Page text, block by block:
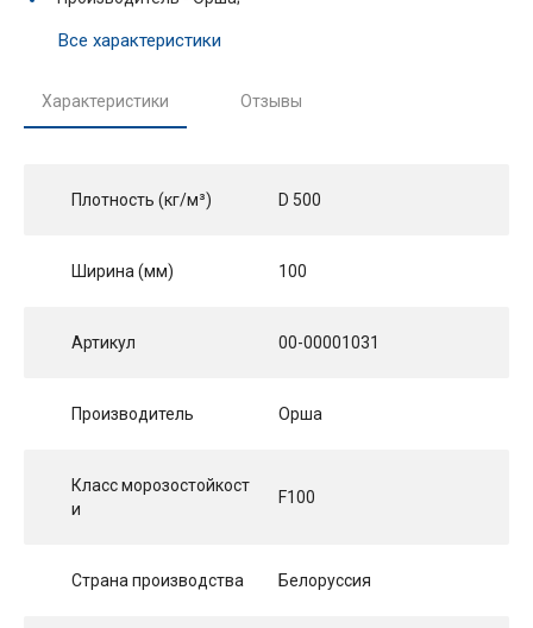
Все характеристики
Характеристики Отзывы
Плотность (кг/м³) D 500
Ширина (мм) 100
Артикул 00-00001031
Производитель Орша
Класс морозостойкост
и
F100
Страна производства Белоруссия